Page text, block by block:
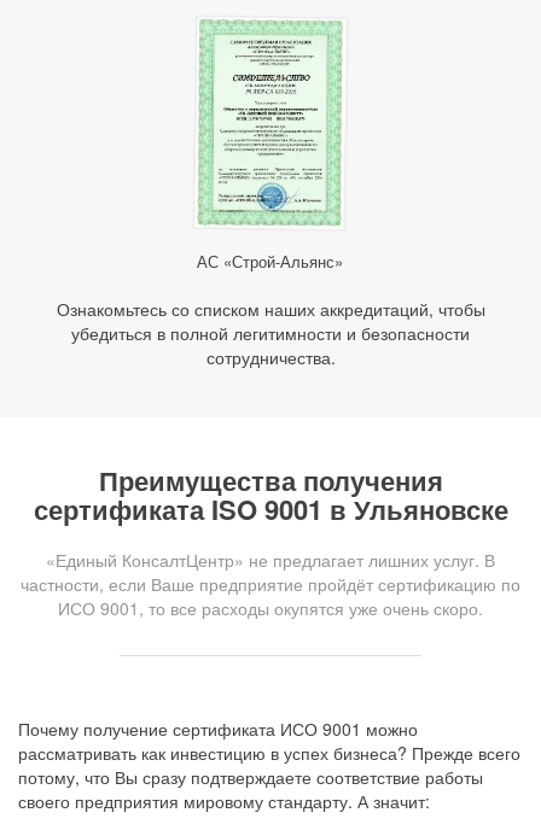
АС «Строй-Альянс»
Ознакомьтесь со списком наших аккредитаций, чтобы
убедиться в полной легитимности и безопасности
сотрудничества.
Преимущества получения
сертификата ISO 9001 в Ульяновске
«Единый КонсалтЦентр» не предлагает лишних услуг. В
частности, если Ваше предприятие пройдёт сертификацию по
ИСО 9001, то все расходы окупятся уже очень скоро.
Почему получение сертификата ИСО 9001 можно
рассматривать как инвестицию в успех бизнеса? Прежде всего
потому, что Вы сразу подтверждаете соответствие работы
своего предприятия мировому стандарту. А значит: